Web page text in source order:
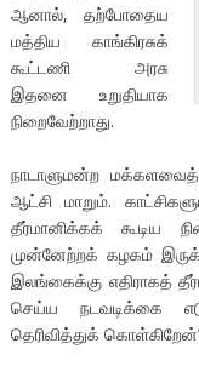
ஆனால், தற்போதைய
மத்திய காங்கிரசுக்
கூட்டணி அரசு
இதனை உறுதியாக
நிறைவேற்றாது.
நாடாளுமன்ற மக்களவைத்
ஆட்சி மாறும்.
தீர்மானிக்கக் கூடிய
முன்னேற்றக் கழகம்
இலங்கைக்கு எதிராகத்
செய்ய நடவடிக்கை
தெரிவித்துக்